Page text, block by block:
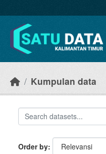
Kumpulan data
Order by